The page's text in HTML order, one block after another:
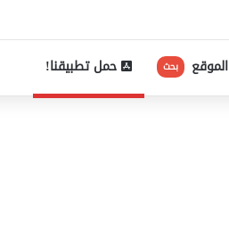
بحث حمل تطبيقنا!